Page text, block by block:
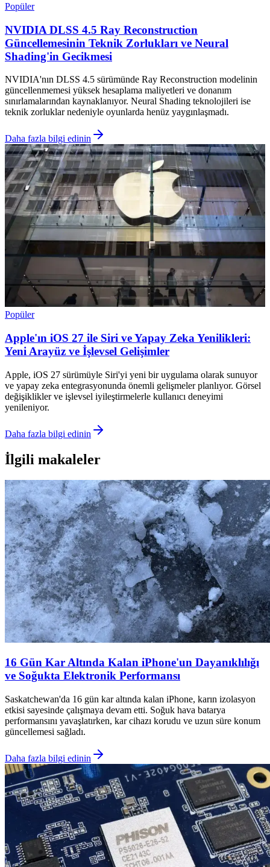
Popüler
NVIDIA DLSS 4.5 Ray Reconstruction
Güncellemesinin Teknik Zorlukları ve Neural
Shading'in Gecikmesi
NVIDIA'nın DLSS 4.5 sürümünde Ray Reconstruction modelinin
güncellenmemesi yüksek hesaplama maliyetleri ve donanım
sınırlamalarından kaynaklanıyor. Neural Shading teknolojileri ise
teknik zorluklar nedeniyle oyunlarda henüz yaygınlaşmadı.
Daha fazla bilgi edinin
Popüler
Apple'ın iOS 27 ile Siri ve Yapay Zeka Yenilikleri:
Yeni Arayüz ve İşlevsel Gelişimler
Apple, iOS 27 sürümüyle Siri'yi yeni bir uygulama olarak sunuyor
ve yapay zeka entegrasyonunda önemli gelişmeler planlıyor. Görsel
değişiklikler ve işlevsel iyileştirmelerle kullanıcı deneyimi
yenileniyor.
Daha fazla bilgi edinin
İlgili makaleler
16 Gün Kar Altında Kalan iPhone'un Dayanıklılığı
ve Soğukta Elektronik Performansı
Saskatchewan'da 16 gün kar altında kalan iPhone, karın izolasyon
etkisi sayesinde çalışmaya devam etti. Soğuk hava batarya
performansını yavaşlatırken, kar cihazı korudu ve uzun süre konum
güncellemesi sağladı.
Daha fazla bilgi edinin